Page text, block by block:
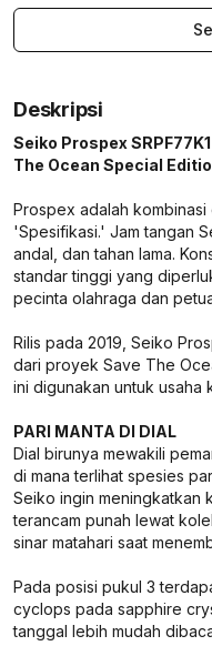
Deskripsi
Seiko Prospex
The Ocean Special
Prospex adalah
'Spesifikasi.' Jam tangan
andal, dan tahan lama.
standar tinggi yang
pecinta olahraga dan
Rilis pada 2019, Seiko
dari proyek Save The
ini digunakan untuk usaha
PARI MANTA DI DIAL
Dial birunya mewakili
di mana terlihat spesies
Seiko ingin meningkatkan
terancam punah lewat
sinar matahari saat
Pada posisi pukul 3
cyclops pada sapphire
tanggal lebih mudah